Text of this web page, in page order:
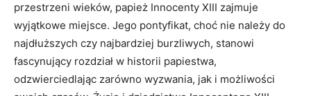
przestrzeni wieków, papież Innocenty XIII zajmuje
wyjątkowe miejsce. Jego pontyfikat, choć nie należy do
najdłuższych czy najbardziej burzliwych, stanowi
fascynujący rozdział w historii papiestwa,
odzwierciedlając zarówno wyzwania, jak i możliwości